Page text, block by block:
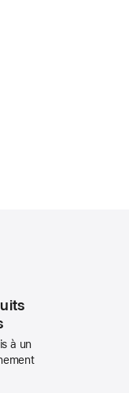
à un